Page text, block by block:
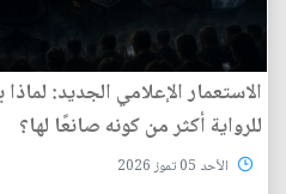
الاستعمار الإعلامي الجديد:
للرواية أكثر من كونه صانعًا لها؟
الأحد 05 تموز 2026